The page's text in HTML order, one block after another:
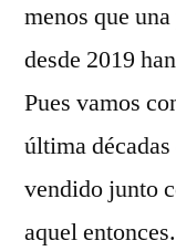
menos que
desde 2019
Pues vamos
última
vendido junto
aquel entonces.